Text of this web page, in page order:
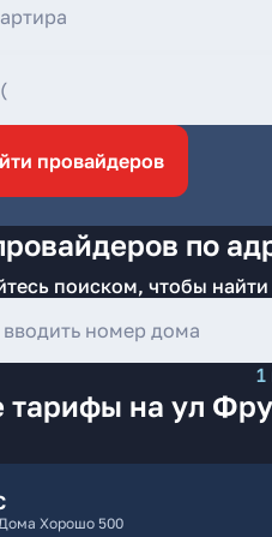
провайдеров
по
поиском, чтобы
1
на ул
Хорошо 500